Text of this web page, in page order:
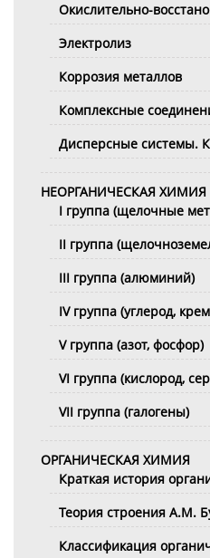
Окислительно-
Электролиз
Коррозия металлов
Комплексные
Дисперсные системы.
НЕОРГАНИЧЕСКАЯ ХИМИЯ
I группа (щелочные
II группа
III группа (алюминий)
IV группа (углерод,
V группа (азот, фосфор)
VI группа (кислород,
VII группа (галогены)
ОРГАНИЧЕСКАЯ ХИМИЯ
Краткая история
Теория строения А.М.
Классификация